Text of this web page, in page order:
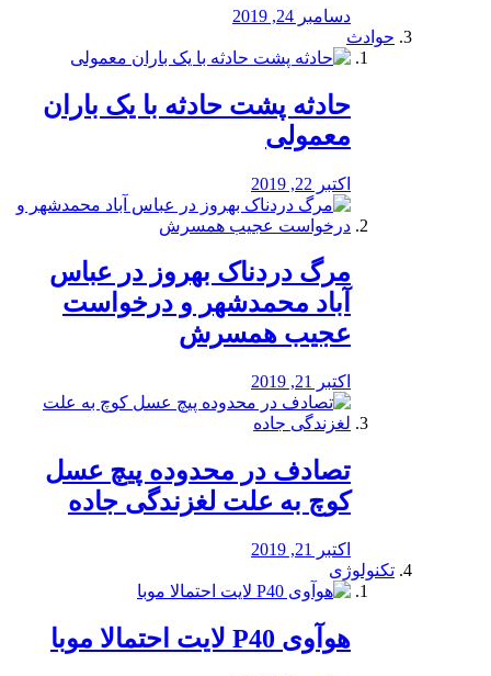
دسامبر 24, 2019
حوادث
️حادثه پشت حادثه با یک باران
معمولی
اکتبر 22, 2019
مرگ دردناک بهروز در عباس
آباد محمدشهر و درخواست
عجیب همسرش
اکتبر 21, 2019
تصادف در محدوده پیچ عسل
کوچ به علت لغزندگی جاده
اکتبر 21, 2019
تکنولوژی
هوآوی P40 لایت احتمالا موبا